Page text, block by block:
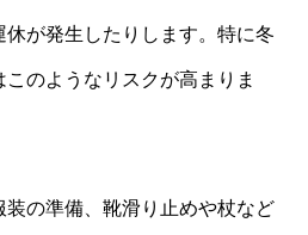
が発生したりします。特に冬
のようなリスクが高まりま
装の準備、靴滑り止めや杖など